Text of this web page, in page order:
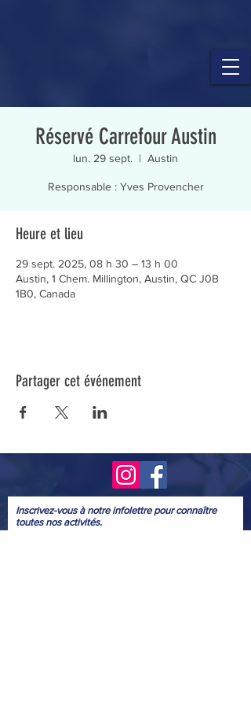
Réservé Carrefour Austin
lun. 29 sept.
  |
Austin
Responsable : Yves Provencher
Heure et lieu
29 sept. 2025, 08 h 30 – 13 h 00
Austin, 1 Chem. Millington, Austin, QC J0B
1B0, Canada
Partager cet événement
Inscrivez-vous à notre infolettre pour connaître
toutes nos activités.